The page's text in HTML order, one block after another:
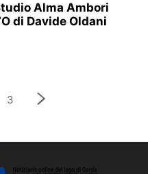
Alma Ambori
di Davide Oldani
3